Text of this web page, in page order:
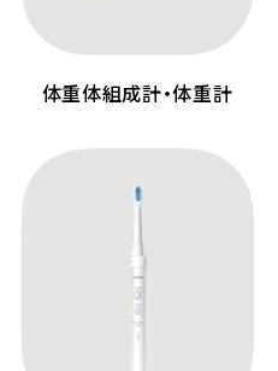
体重体組成計・体重計